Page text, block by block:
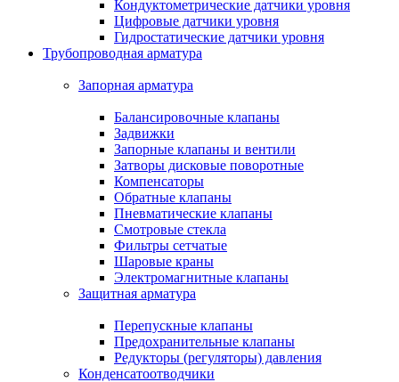
Кондуктометрические датчики уровня
Цифровые датчики уровня
Гидростатические датчики уровня
Трубопроводная арматура
Запорная арматура
Балансировочные клапаны
Задвижки
Запорные клапаны и вентили
Затворы дисковые поворотные
Компенсаторы
Обратные клапаны
Пневматические клапаны
Смотровые стекла
Фильтры сетчатые
Шаровые краны
Электромагнитные клапаны
Защитная арматура
Перепускные клапаны
Предохранительные клапаны
Редукторы (регуляторы) давления
Конденсатоотводчики